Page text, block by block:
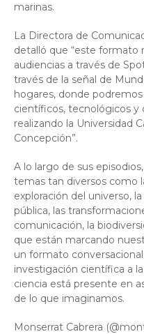
marinas.
La Directora de
detalló que “este formato
audiencias a través de
través de la señal de
hogares, donde
científicos, tecnológicos y
realizando la Universidad
Concepción”.
A lo largo de sus
temas tan diversos como
exploración del universo,
pública, las
comunicación, la
que están marcando
un formato
investigación científica a
ciencia está presente en
de lo que imaginamos.
Monserrat Cabrera